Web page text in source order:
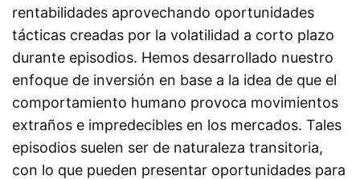
rentabilidades aprovechando oportunidades
tácticas creadas por la volatilidad a corto plazo
durante episodios. Hemos desarrollado nuestro
enfoque de inversión en base a la idea de que el
comportamiento humano provoca movimientos
extraños e impredecibles en los mercados. Tales
episodios suelen ser de naturaleza transitoria,
con lo que pueden presentar oportunidades para